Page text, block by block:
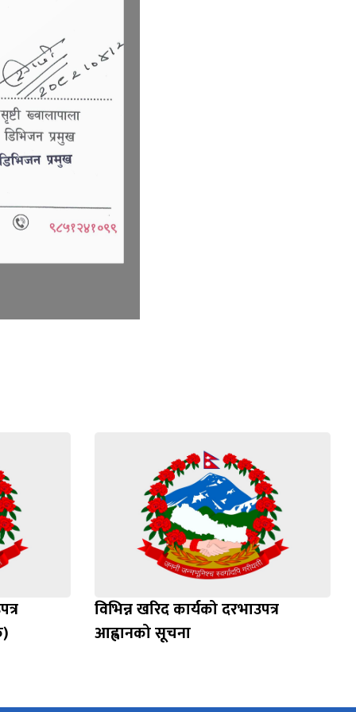
विभिन्न खरिद कार्यको दरभाउपत्र
आह्वानको सूचना